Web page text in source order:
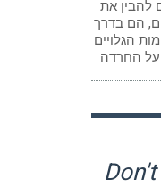
להבין את
הם בדרך
הגלויים
על החרדה